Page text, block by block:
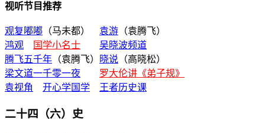
视听节目推荐
观复嘟嘟 （马未都） 袁游 （袁腾飞）
鸿观
国学小名士
吴晓波频道
腾飞五千年 （袁腾飞） 晓说 （高晓松）
梁文道一千零一夜
罗大伦讲《弟子规》
袁视角
开心学国学 王者历史课
二十四（六）史